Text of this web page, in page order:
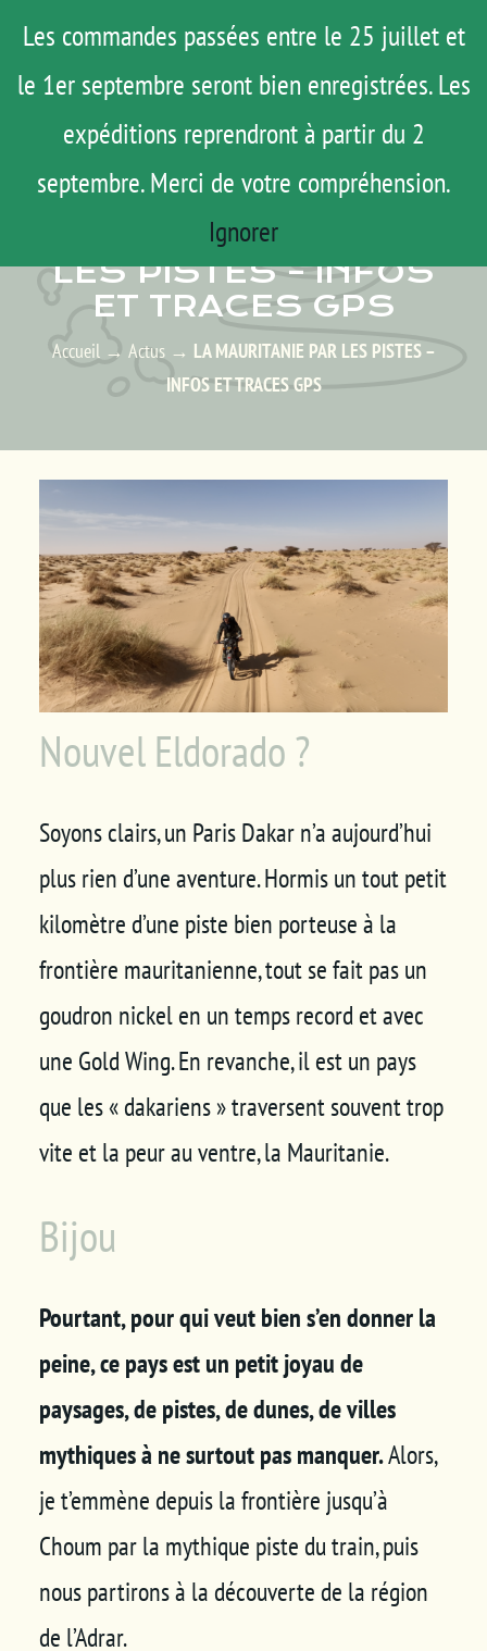
Les commandes passées entre le 25 juillet et
le 1er septembre seront bien enregistrées. Les
expéditions reprendront à partir du 2
septembre. Merci de votre compréhension.
Ignorer
contenu
Menu
ROAD TRIP
ACTUS
TESTS
AGENDA
TUTOS
Panier
ACTUS – LES ACTUALITÉS
LA MAURITANIE PAR
LES PISTES – INFOS
ET TRACES GPS
Accueil→ Actus→ LA MAURITANIE PAR LES PISTES –
INFOS ET TRACES GPS
Nouvel Eldorado ?
Soyons clairs, un Paris Dakar n’a aujourd’hui
plus rien d’une aventure. Hormis un tout petit
kilomètre d’une piste bien porteuse à la
frontière mauritanienne, tout se fait pas un
goudron nickel en un temps record et avec
une Gold Wing. En revanche, il est un pays
que les « dakariens » traversent souvent trop
vite et la peur au ventre, la Mauritanie.
Bijou
Pourtant, pour qui veut bien s’en donner la
peine, ce pays est un petit joyau de
paysages, de pistes, de dunes, de villes
mythiques à ne surtout pas manquer.Alors,
je t’emmène depuis la frontière jusqu’à
Choum par la mythique piste du train, puis
nous partirons à la découverte de la région
de l’Adrar.